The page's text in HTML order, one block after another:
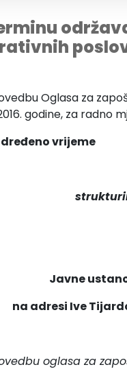
Oglasa za
godine, za radno
vrijeme
Javne
na adresi Ive
oglasa za